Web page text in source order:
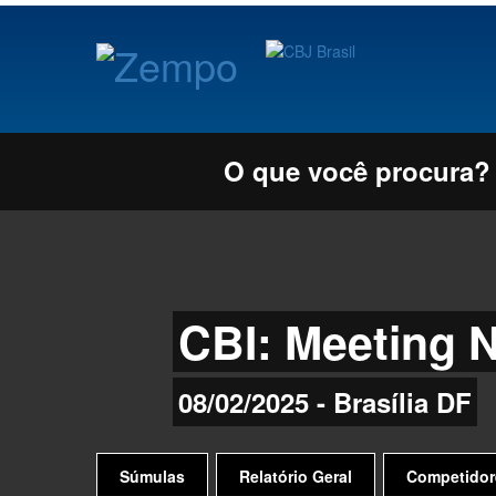
O que você procura?
CBI: Meeting
08/02/2025 - Brasília DF
Súmulas Relatório Geral